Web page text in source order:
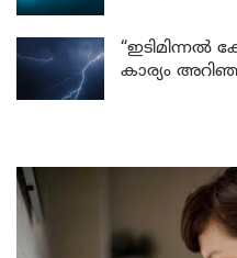
“ഇടിമിന്നൽ
കാര്യം